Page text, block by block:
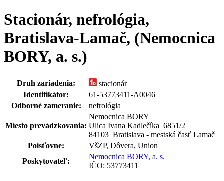
Stacionár, nefrológia,
Bratislava-Lamač, (Nemocnica
BORY, a. s.)
Druh zariadenia:
stacionár
Identifikátor:
61-53773411-A0046
Odborné zameranie:
nefrológia
Miesto prevádzkovania:
Nemocnica BORY
Ulica Ivana Kadlečíka 6851/2
84103 Bratislava - mestská časť Lamač
Poisťovne:
VšZP, Dôvera, Union
Poskytovateľ:
Nemocnica BORY, a. s.
IČO: 53773411